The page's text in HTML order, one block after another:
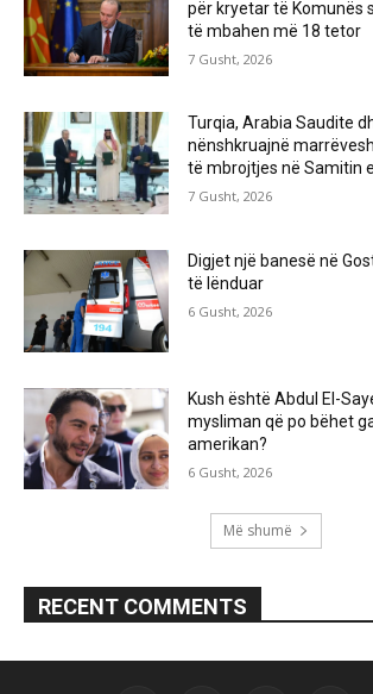
për kryetar të Komunës
të mbahen më 18 tetor
7 Gusht, 2026
Turqia, Arabia Saudite
nënshkruajnë
të mbrojtjes në Samitin
7 Gusht, 2026
Digjet një banesë në
të lënduar
6 Gusht, 2026
Kush është Abdul El-
mysliman që po bëhet
amerikan?
6 Gusht, 2026
Më shumë
RECENT COMMENTS